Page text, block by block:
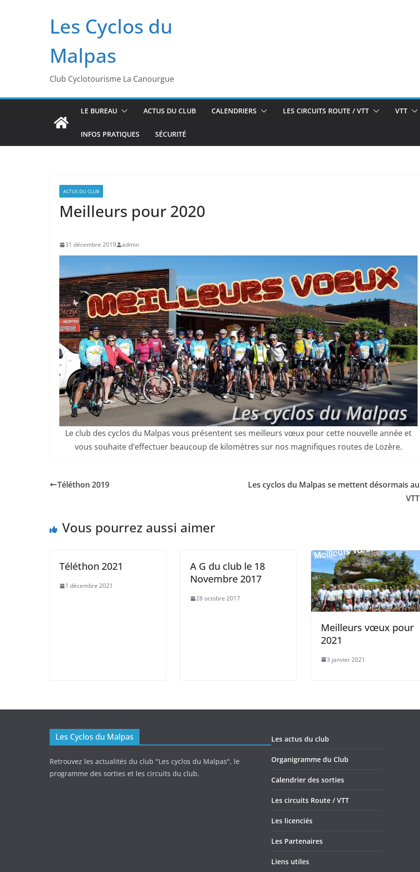
Les Cyclos du
Malpas
Club Cyclotourisme La Canourgue
LE BUREAU ACTUS DU CLUB CALENDRIERS LES CIRCUITS ROUTE / VTT VTT
INFOS PRATIQUES SÉCURITÉ
ACTUS DU CLUB
Meilleurs pour 2020
31 décembre 2019 admin
Le club des cyclos du Malpas vous présentent ses meilleurs vœux pour cette nouvelle année et
vous souhaite d’effectuer beaucoup de kilomètres sur nos magnifiques routes de Lozère.
Téléthon 2019
Les cyclos du Malpas se mettent désormais au
VTT
Vous pourrez aussi aimer
Téléthon 2021
1 décembre 2021
A G du club le 18
Novembre 2017
28 octobre 2017
Meilleurs vœux pour
2021
3 janvier 2021
Les Cyclos du Malpas
Retrouvez les actualités du club "Les cyclos du Malpas", le
programme des sorties et les circuits du club.
Les actus du club
Organigramme du Club
Calendrier des sorties
Les circuits Route / VTT
Les licenciés
Les Partenaires
Liens utiles